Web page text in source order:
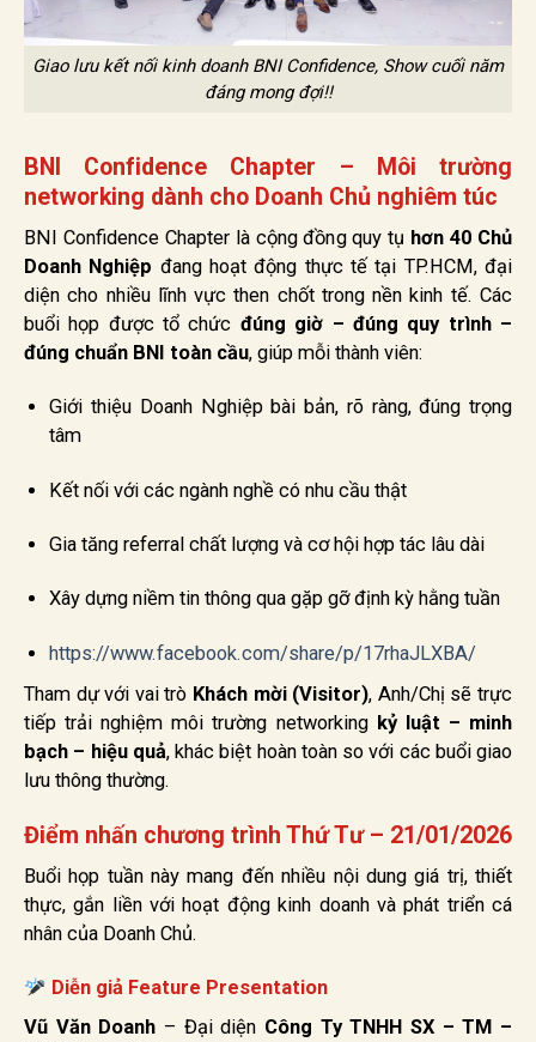
Giao lưu kết nối kinh doanh BNI Confidence, Show cuối năm
đáng mong đợi!!
BNI Confidence Chapter – Môi trường
networking dành cho Doanh Chủ nghiêm túc
BNI Confidence Chapter là cộng đồng quy tụ hơn 40 Chủ
Doanh Nghiệp đang hoạt động thực tế tại TP.HCM, đại
diện cho nhiều lĩnh vực then chốt trong nền kinh tế. Các
buổi họp được tổ chức đúng giờ – đúng quy trình –
đúng chuẩn BNI toàn cầu, giúp mỗi thành viên:
Giới thiệu Doanh Nghiệp bài bản, rõ ràng, đúng trọng
tâm
Kết nối với các ngành nghề có nhu cầu thật
Gia tăng referral chất lượng và cơ hội hợp tác lâu dài
Xây dựng niềm tin thông qua gặp gỡ định kỳ hằng tuần
https://www.facebook.com/share/p/17rhaJLXBA/
Tham dự với vai trò Khách mời (Visitor), Anh/Chị sẽ trực
tiếp trải nghiệm môi trường networking kỷ luật – minh
bạch – hiệu quả, khác biệt hoàn toàn so với các buổi giao
lưu thông thường.
Điểm nhấn chương trình Thứ Tư – 21/01/2026
Buổi họp tuần này mang đến nhiều nội dung giá trị, thiết
thực, gắn liền với hoạt động kinh doanh và phát triển cá
nhân của Doanh Chủ.
Diễn giả Feature Presentation
Vũ Văn Doanh – Đại diện Công Ty TNHH SX – TM –